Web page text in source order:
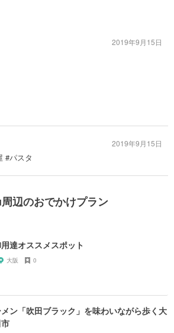
2019年9月15日
#パスタ
2019年9月15日
辺のおでかけプラン
達オススメスポット
大阪 0
ン「吹田ブラック」を味わいながら歩く大